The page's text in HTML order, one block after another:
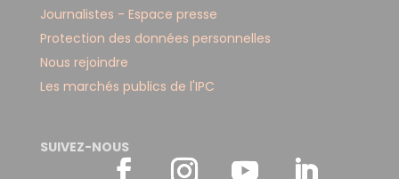
Journalistes - Espace presse
Protection des données personnelles
Nous rejoindre
Les marchés publics de l'IPC
SUIVEZ-NOUS